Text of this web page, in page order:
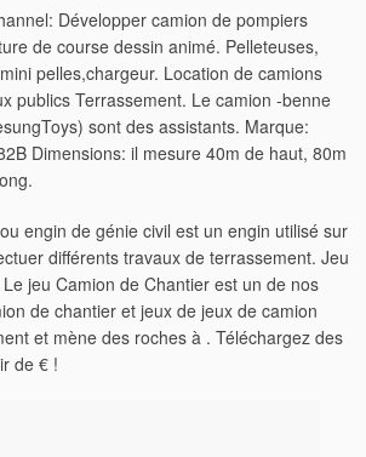
Développer camion de pompiers
de course dessin animé. Pelleteuses,
pelles,chargeur. Location de camions
publics Terrassement. Le camion -benne
sont des assistants. Marque:
Dimensions: il mesure 40m de haut, 80m
engin de génie civil est un engin utilisé sur
différents travaux de terrassement. Jeu
jeu Camion de Chantier est un de nos
de chantier et jeux de jeux de camion
et mène des roches à . Téléchargez des
de € !